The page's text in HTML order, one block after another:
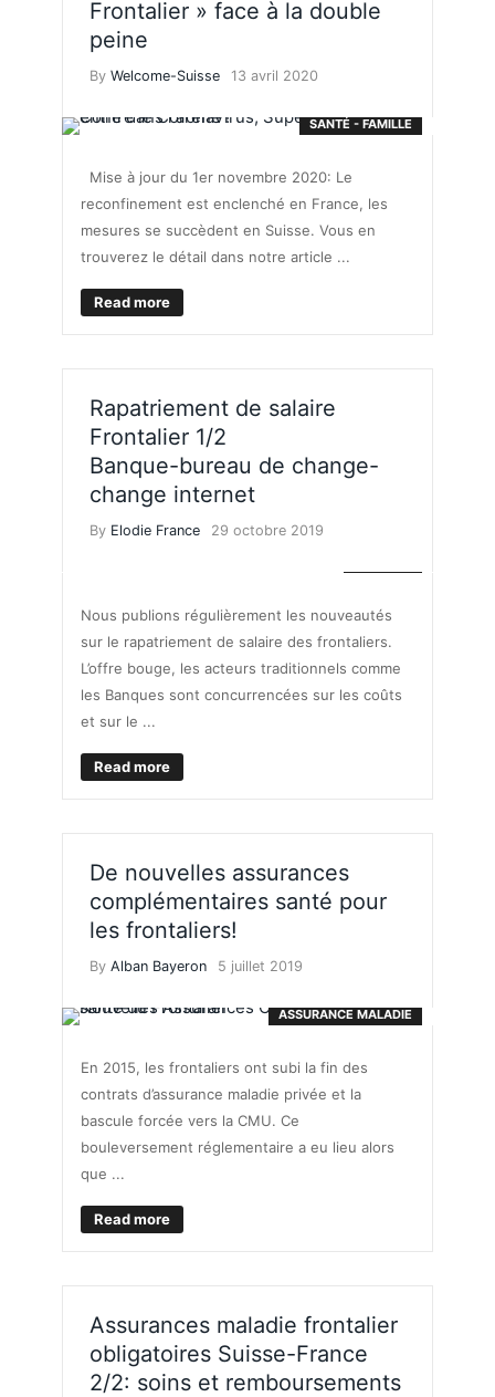
Frontalier » face à la double
peine
By Welcome-Suisse 13 avril 2020
SANTÉ - FAMILLE
Mise à jour du 1er novembre 2020: Le
reconfinement est enclenché en France, les
mesures se succèdent en Suisse. Vous en
trouverez le détail dans notre article ...
Read more
Rapatriement de salaire
Frontalier 1/2
Banque-bureau de change-
change internet
By Elodie France 29 octobre 2019
Nous publions régulièrement les nouveautés
sur le rapatriement de salaire des frontaliers.
L’offre bouge, les acteurs traditionnels comme
les Banques sont concurrencées sur les coûts
et sur le ...
Read more
De nouvelles assurances
complémentaires santé pour
les frontaliers!
By Alban Bayeron 5 juillet 2019
ASSURANCE MALADIE
En 2015, les frontaliers ont subi la fin des
contrats d’assurance maladie privée et la
bascule forcée vers la CMU. Ce
bouleversement réglementaire a eu lieu alors
que ...
Read more
Assurances maladie frontalier
obligatoires Suisse-France
2/2: soins et remboursements